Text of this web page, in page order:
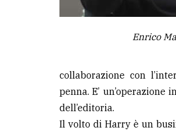
Enrico
collaborazione con
penna. E’
dell’editoria.
Il volto di Harry è un